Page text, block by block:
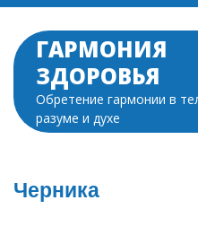
Перейти
содержимому
ГАРМОНИЯ
ЗДОРОВЬЯ
Обретение гармонии в
разуме и духе
Черника